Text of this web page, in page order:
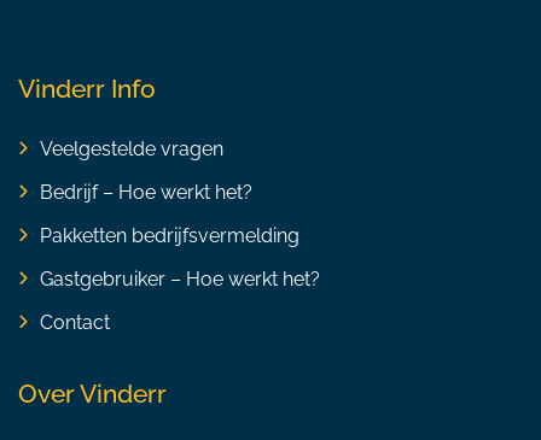
Vinderr Info
Veelgestelde vragen
Bedrijf – Hoe werkt het?
Pakketten bedrijfsvermelding
Gastgebruiker – Hoe werkt het?
Contact
Over Vinderr